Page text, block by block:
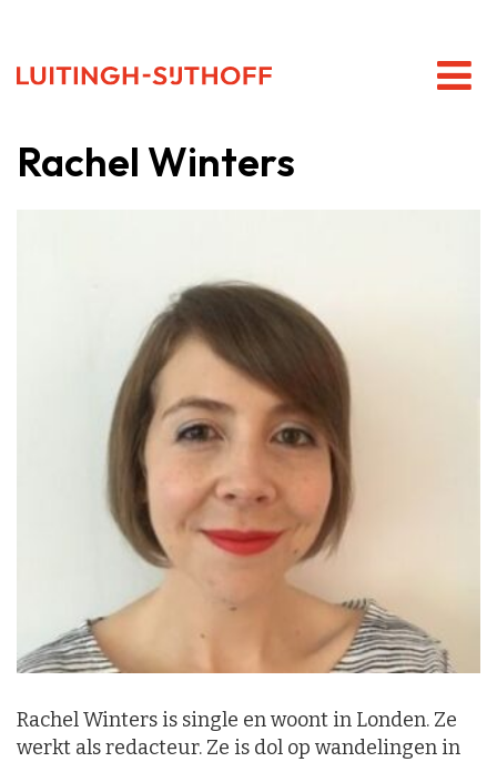
Rachel Winters
Rachel Winters is single en woont in Londen. Ze
werkt als redacteur. Ze is dol op wandelingen in